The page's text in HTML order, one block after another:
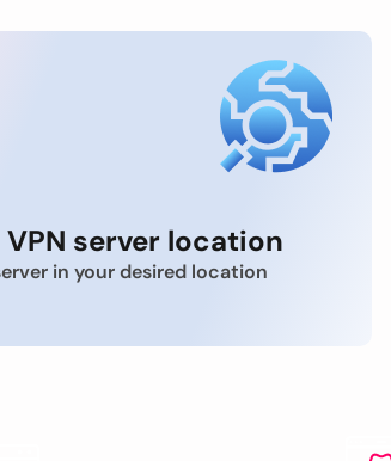
server location
in your desired location